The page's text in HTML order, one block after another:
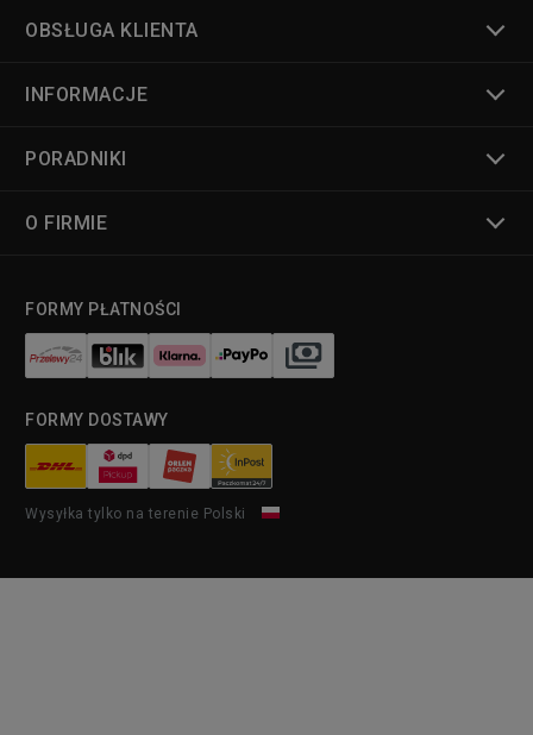
OBSŁUGA KLIENTA
INFORMACJE
PORADNIKI
O FIRMIE
FORMY PŁATNOŚCI
FORMY DOSTAWY
Wysyłka tylko na terenie Polski